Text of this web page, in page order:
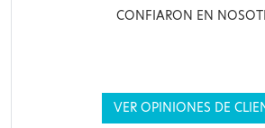
CONFIARON EN
VER OPINIONES DE